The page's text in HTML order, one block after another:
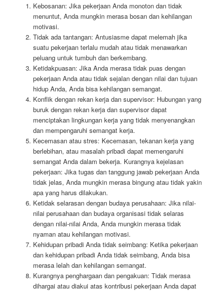
Kebosanan: Jika pekerjaan Anda monoton dan tidak
menuntut, Anda mungkin merasa bosan dan kehilangan
motivasi.
Tidak ada tantangan: Antusiasme dapat melemah jika
suatu pekerjaan terlalu mudah atau tidak menawarkan
peluang untuk tumbuh dan berkembang.
Ketidakpuasan: Jika Anda merasa tidak puas dengan
pekerjaan Anda atau tidak sejalan dengan nilai dan tujuan
hidup Anda, Anda bisa kehilangan semangat.
Konflik dengan rekan kerja dan supervisor: Hubungan yang
buruk dengan rekan kerja dan supervisor dapat
menciptakan lingkungan kerja yang tidak menyenangkan
dan mempengaruhi semangat kerja.
Kecemasan atau stres: Kecemasan, tekanan kerja yang
berlebihan, atau masalah pribadi dapat memengaruhi
semangat Anda dalam bekerja. Kurangnya kejelasan
pekerjaan: Jika tugas dan tanggung jawab pekerjaan Anda
tidak jelas, Anda mungkin merasa bingung atau tidak yakin
apa yang harus dilakukan.
Ketidak selarasan dengan budaya perusahaan: Jika nilai-
nilai perusahaan dan budaya organisasi tidak selaras
dengan nilai-nilai Anda, Anda mungkin merasa tidak
nyaman atau kehilangan motivasi.
Kehidupan pribadi Anda tidak seimbang: Ketika pekerjaan
dan kehidupan pribadi Anda tidak seimbang, Anda bisa
merasa lelah dan kehilangan semangat.
Kurangnya penghargaan dan pengakuan: Tidak merasa
dihargai atau diakui atas kontribusi pekerjaan Anda dapat